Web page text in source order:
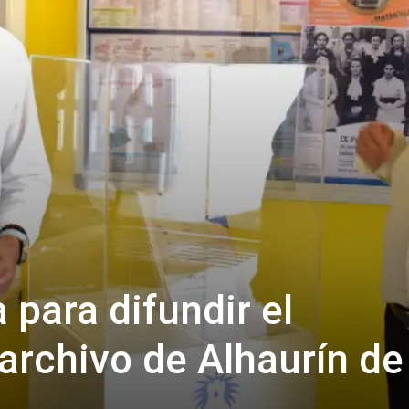
para difundir el
de Alhaurín